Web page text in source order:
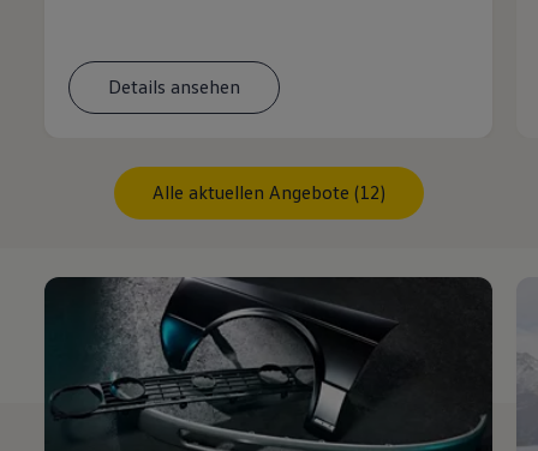
Details ansehen
Alle aktuellen Angebote (12)